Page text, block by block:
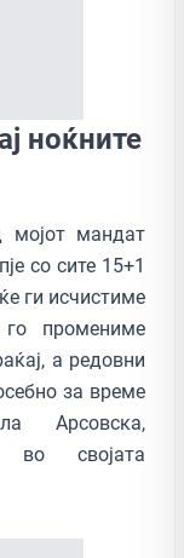
ноќните
мојот мандат
со сите 15+1
ги исчистиме
промениме
а редовни
за време
Арсовска,
во својата